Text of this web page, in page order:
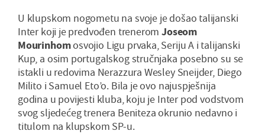
U klupskom nogometu na svoje je došao talijanski
Inter koji je predvođen trenerom Joseom
Mourinhomosvojio Ligu prvaka, Seriju A i talijanski
Kup, a osim portugalskog stručnjaka posebno su se
istakli u redovima Nerazzura Wesley Sneijder, Diego
Milito i Samuel Eto’o. Bila je ovo najuspješnija
godina u povijesti kluba, koju je Inter pod vodstvom
svog sljedećeg trenera Beniteza okrunio nedavno i
titulom na klupskom SP-u.